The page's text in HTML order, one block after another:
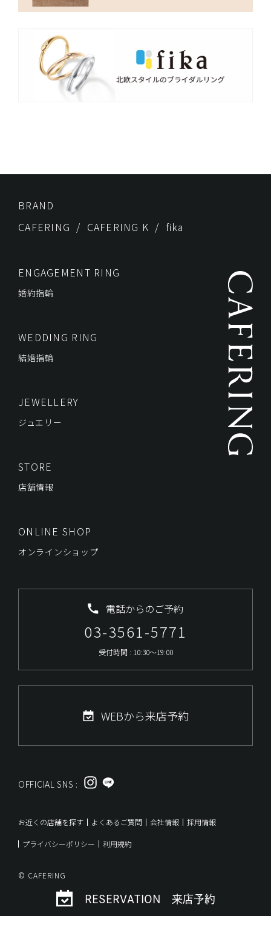
BRAND
CAFERING
CAFERING K fika
ENGAGEMENT RING
婚約指輪
WEDDING RING
結婚指輪
JEWELLERY
ジュエリー
STORE
店舗情報
ONLINE SHOP
オンラインショップ
電話からのご予約
03-3561-5771
受付時間 : 10:30～19:00
WEBから来店予約
OFFICIAL SNS :
お近くの店舗を探す よくあるご質問 会社情報 採用情報
プライバシーポリシー 利用規約
© CAFERING
RESERVATION 来店予約